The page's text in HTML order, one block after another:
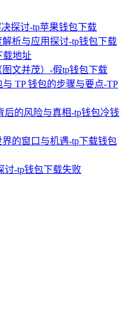
探讨-tp苹果钱包下载
析与应用探讨-tp钱包下载
载地址
文并茂）-假tp钱包下载
TP 钱包的步骤与要点-TP
后的风险与真相-tp钱包冷钱
的窗口与机遇-tp下载钱包
讨-tp钱包下载失败